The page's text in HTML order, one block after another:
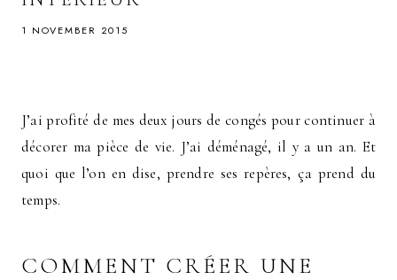
1 NOVEMBER 2015
J’ai profité de mes deux jours de congés pour continuer à
décorer ma pièce de vie. J’ai déménagé, il y a un an. Et
quoi que l’on en dise, prendre ses repères, ça prend du
temps.
COMMENT CRÉER UNE